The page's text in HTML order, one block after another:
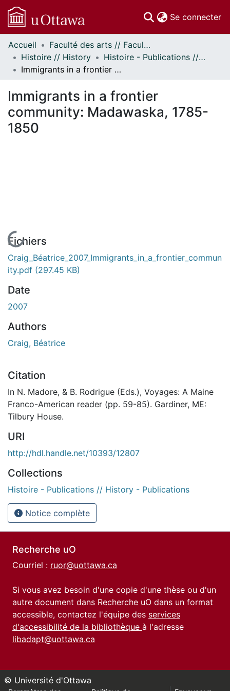
Se connecter
Communautés
et collections
Parcourir
À propos
Accueil
Faculté des arts // Faculty of Arts
Histoire // History
Histoire - Publications // History - Publications
Immigrants in a frontier community: Madawaska, 1785-1850
Immigrants in a frontier
community: Madawaska, 1785-
1850
En cours de chargement...
Fichiers
Craig_Béatrice_2007_Immigrants_in_a_frontier_commun
ity.pdf (297.45 KB)
Date
2007
Authors
Craig, Béatrice
Citation
In N. Madore, & B. Rodrigue (Eds.), Voyages: A Maine
Franco-American reader (pp. 59-85). Gardiner, ME:
Tilbury House.
URI
http://hdl.handle.net/10393/12807
Collections
Histoire - Publications // History - Publications
Notice complète
Recherche uO
Courriel : ruor@uottawa.ca
Si vous avez besoin d'une copie d'une thèse ou d'un
autre document dans Recherche uO dans un format
accessible, contactez l'équipe des services
d'accessibilité de la bibliothèque à l'adresse
libadapt@uottawa.ca
© Université d'Ottawa